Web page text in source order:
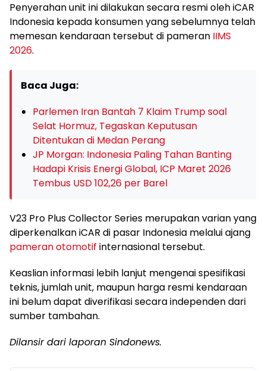
Penyerahan unit ini dilakukan secara resmi oleh iCAR
Indonesia kepada konsumen yang sebelumnya telah
memesan kendaraan tersebut di pameran IIMS
2026.
Baca Juga:
Parlemen Iran Bantah 7 Klaim Trump soal
Selat Hormuz, Tegaskan Keputusan
Ditentukan di Medan Perang
JP Morgan: Indonesia Paling Tahan Banting
Hadapi Krisis Energi Global, ICP Maret 2026
Tembus USD 102,26 per Barel
V23 Pro Plus Collector Series merupakan varian yang
diperkenalkan iCAR di pasar Indonesia melalui ajang
pameran otomotif internasional tersebut.
Keaslian informasi lebih lanjut mengenai spesifikasi
teknis, jumlah unit, maupun harga resmi kendaraan
ini belum dapat diverifikasi secara independen dari
sumber tambahan.
Dilansir dari laporan Sindonews.